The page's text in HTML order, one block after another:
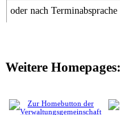
oder nach Terminabsprache
Weitere Homepages: